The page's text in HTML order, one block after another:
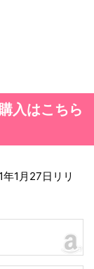
入はこちら
年1月27日リリ